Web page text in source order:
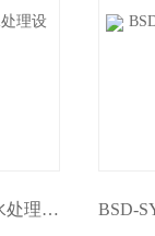
BSD-SYS内蒙古检测机构实验室污水处理设备厂家